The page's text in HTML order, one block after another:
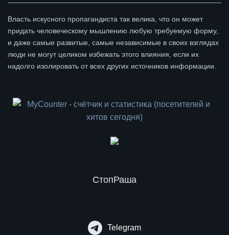
Власть искусного пропагандиста так велика, что он может
придать человеческому мышлению любую требуемую форму,
и даже самые развитые, самые независимые в своих взглядах
люди не могут целиком избежать этого влияния, если их
надолго изолировать от всех других источников информации.
СтопРаша
Telegram